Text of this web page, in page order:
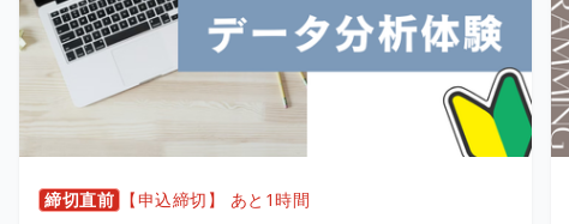
締切直前 【申込締切】 あと1時間